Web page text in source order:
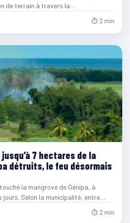
de terrain à travers la…
⏱ 2 min
7 hectares de la
détruits, le feu désormais
la mangrove de Génipa, à
jours. Selon la municipalité, entre…
⏱ 2 min